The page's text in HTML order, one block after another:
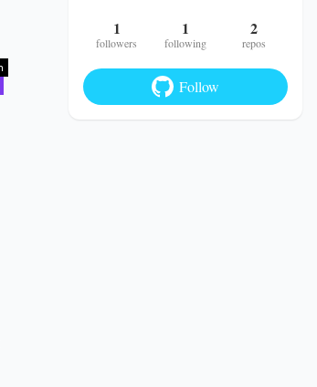
1
followers
1
following
2
repos
Follow